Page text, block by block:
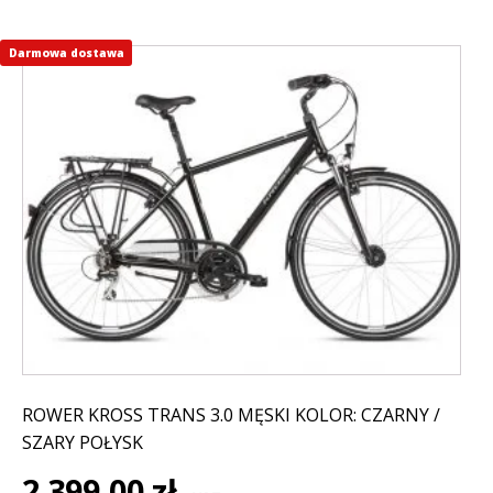
ROWER KROSS TRANS 3.0 MĘSKI KOLOR: CZARNY /
SZARY POŁYSK
Ten
wariantów.
Opcje
można
wybrać
na
stronie
produktu
Darmowa dostawa